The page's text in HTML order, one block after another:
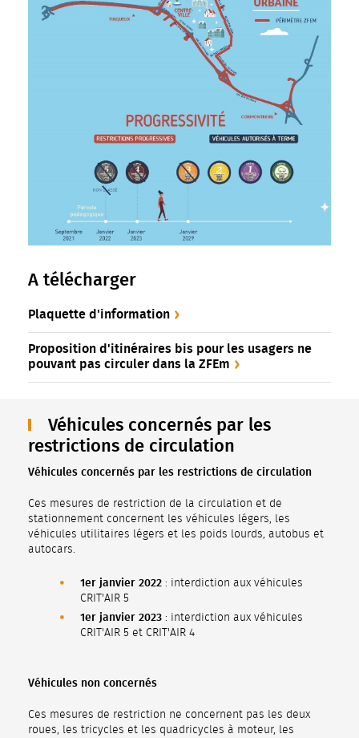
A télécharger
Plaquette d'information
Proposition d'itinéraires bis pour les usagers ne
pouvant pas circuler dans la ZFEm
Véhicules concernés par les
restrictions de circulation
Véhicules concernés par les restrictions de circulation
Ces mesures de restriction de la circulation et de
stationnement concernent les véhicules légers, les
véhicules utilitaires légers et les poids lourds, autobus et
autocars.
1er janvier 2022 : interdiction aux véhicules
CRIT'AIR 5
1er janvier 2023 : interdiction aux véhicules
CRIT'AIR 5 et CRIT'AIR 4
Véhicules non concernés
Ces mesures de restriction ne concernent pas les deux
roues, les tricycles et les quadricycles à moteur, les